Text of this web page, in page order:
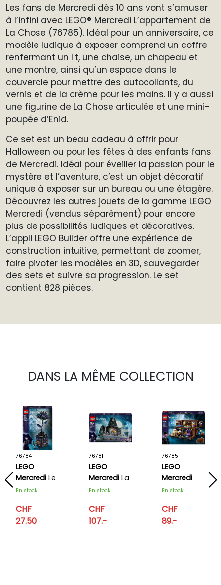
Les fans de Mercredi dès 10 ans vont s’amuser
à l’infini avec LEGO® Mercredi L’appartement de
La Chose (76785). Idéal pour un anniversaire, ce
modèle ludique à exposer comprend un coffre
renfermant un lit, une chaise, un chapeau et
une montre, ainsi qu’un espace dans le
couvercle pour mettre des autocollants, du
vernis et de la crème pour les mains. Il y a aussi
une figurine de La Chose articulée et une mini-
poupée d’Enid.
Ce set est un beau cadeau à offrir pour
Halloween ou pour les fêtes à des enfants fans
de Mercredi. Idéal pour éveiller la passion pour le
mystère et l’aventure, c’est un objet décoratif
unique à exposer sur un bureau ou une étagère.
Découvrez les autres jouets de la gamme LEGO
Mercredi (vendus séparément) pour encore
plus de possibilités ludiques et décoratives.
L’appli LEGO Builder offre une expérience de
construction intuitive, permettant de zoomer,
faire pivoter les modèles en 3D, sauvegarder
des sets et suivre sa progression. Le set
contient 828 pièces.
DANS LA MÊME COLLECTION
76784
LEGO
Mercredi Le
dahlia noir
En stock
CHF
27.50
76781
LEGO
Mercredi La
chambre
et Enid
En stock
CHF
107.-
76785
LEGO
Mercredi
L’appartement
Chose
En stock
CHF
89.-